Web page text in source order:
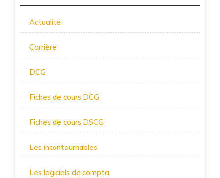
Actualité
Carrière
DCG
Fiches de cours DCG
Fiches de cours DSCG
Les incontournables
Les logiciels de compta